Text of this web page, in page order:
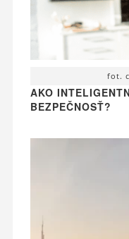
fot.
AKO
BEZPEČNOSŤ?